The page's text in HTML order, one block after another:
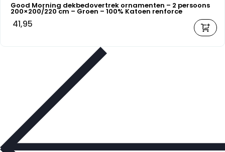
Good Morning dekbedovertrek ornamenten – 2 persoons
200×200/220 cm – Groen – 100% Katoen renforce
41,95